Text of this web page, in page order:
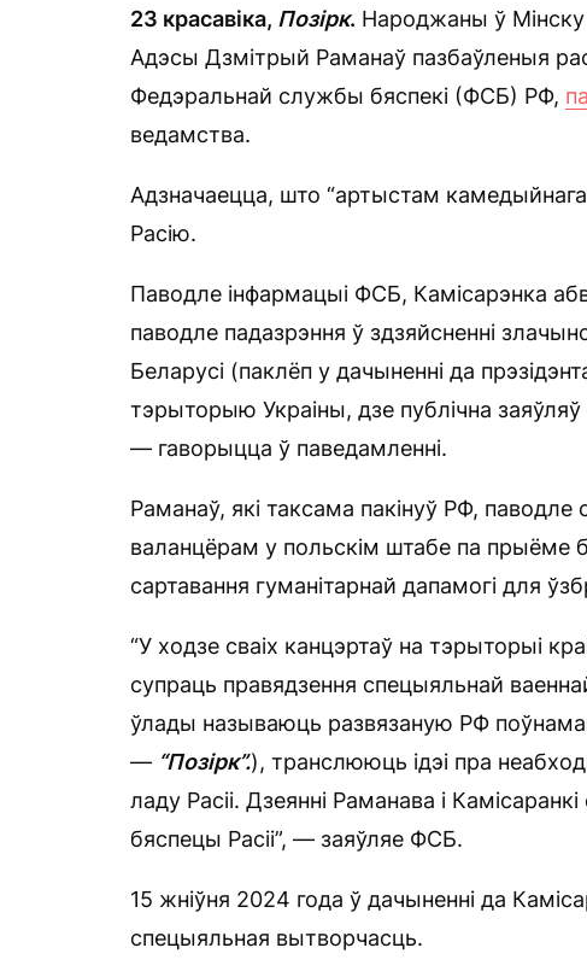
23 красавіка, Позірк. Народжаны ў Мінску
Адэсы Дзмітрый Раманаў пазбаўленыя
Федэральнай службы бяспекі (ФСБ) РФ,
ведамства.
Адзначаецца, што “артыстам
Расію.
Паводле інфармацыі ФСБ, Камісарэнка
паводле падазрэння ў здзяйсненні
Беларусі (паклёп у дачыненні да
тэрыторыю Украіны, дзе публічна
— гаворыцца ў паведамленні.
Раманаў, які таксама пакінуў РФ,
валанцёрам у польскім штабе па прыёме
сартавання гуманітарнай дапамогі для
“У ходзе сваіх канцэртаў на тэрыторыі
супраць правядзення спецыяльнай
ўлады называюць развязаную РФ
— “Позірк”.), транслююць ідэі пра
ладу Расіі. Дзеянні Раманава і
бяспецы Расіі”, — заяўляе ФСБ.
15 жніўня 2024 года ў дачыненні да
спецыяльная вытворчасць.